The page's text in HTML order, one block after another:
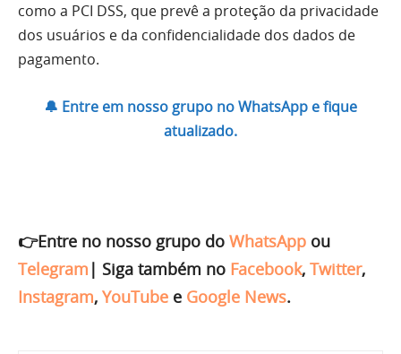
como a PCI DSS, que prevê a proteção da privacidade
dos usuários e da confidencialidade dos dados de
pagamento.
🔔 Entre em nosso grupo no WhatsApp e fique
atualizado.
👉Entre no nosso grupo do WhatsApp ou
Telegram | Siga também no Facebook, Twitter,
Instagram, YouTube e Google News.